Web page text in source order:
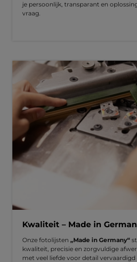
je persoonlijk, transparant en
vraag.
Kwaliteit – Made in
Onze fotolijsten „Made in Germany“
kwaliteit, precisie en zorgvuldige
met veel liefde voor detail